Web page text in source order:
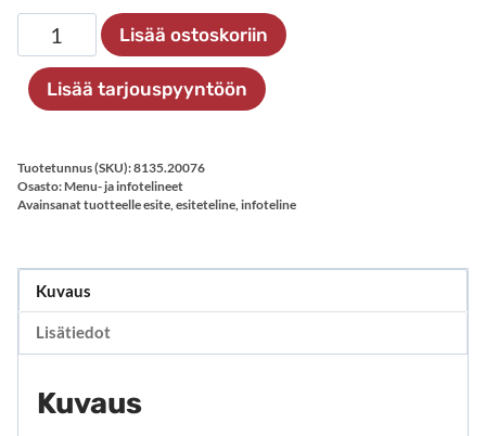
Menukolmio
1/3
A4
määrä
Lisää ostoskoriin
Lisää tarjouspyyntöön
Tuotetunnus (SKU):8135.20076
Osasto: Menu- ja infotelineet
Avainsanat tuotteelleesite,esiteteline,infoteline
Kuvaus
Lisätiedot
Kuvaus